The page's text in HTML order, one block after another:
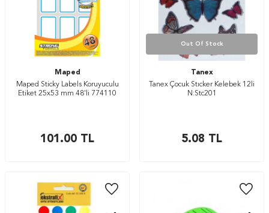
Maped
Maped Sticky Labels Koruyuculu
Etiket 25x53 mm 48'li 774110
101.00 TL
Out Of Stock
Tanex
Tanex Çocuk Stıcker Kelebek 12li
N:Stc201
5.08 TL